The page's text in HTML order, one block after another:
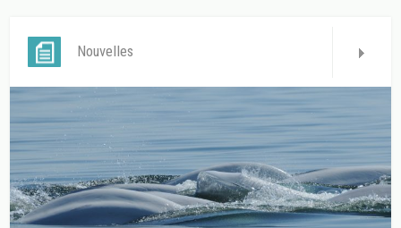
Nouvelles